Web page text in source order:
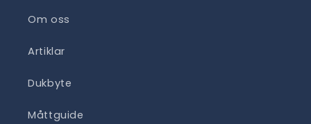
Om oss
Artiklar
Dukbyte
Måttguide